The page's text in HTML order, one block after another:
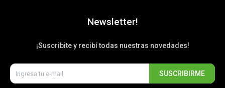
Newsletter!
¡Suscribite y recibí todas nuestras novedades!
SUSCRIBIRME